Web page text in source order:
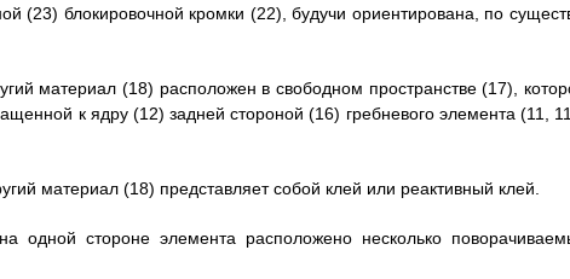
(23) блокировочной кромки (22), будучи ориентирована, по
материал (18) расположен в свободном пространстве (17),
к ядру (12) задней стороной (16) гребневого элемента (11,
материал (18) представляет собой клей или реактивный клей.
стороне элемента расположено несколько